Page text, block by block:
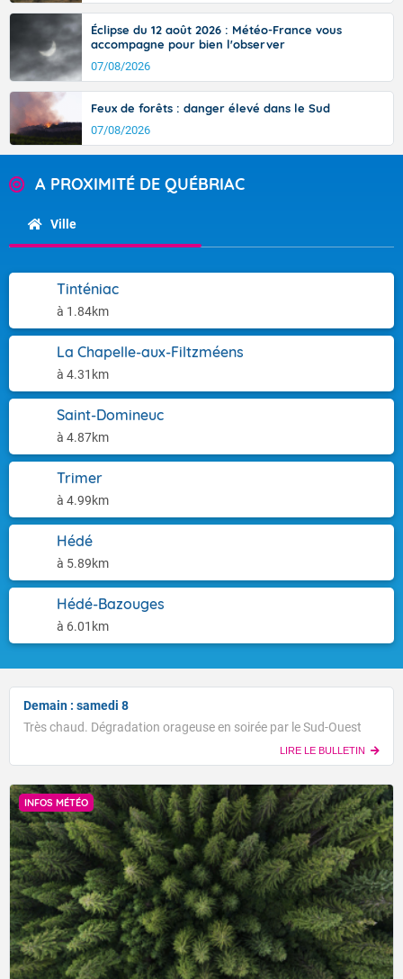
Éclipse du 12 août 2026 : Météo-France vous
accompagne pour bien l'observer
07/08/2026
Feux de forêts : danger élevé dans le Sud
07/08/2026
A PROXIMITÉ DE QUÉBRIAC
Ville
Tinténiac
à 1.84km
La Chapelle-aux-Filtzméens
à 4.31km
Saint-Domineuc
à 4.87km
Trimer
à 4.99km
Hédé
à 5.89km
Hédé-Bazouges
à 6.01km
Demain : samedi 8
Très chaud. Dégradation orageuse en soirée par le Sud-Ouest
LIRE LE BULLETIN
INFOS MÉTÉO